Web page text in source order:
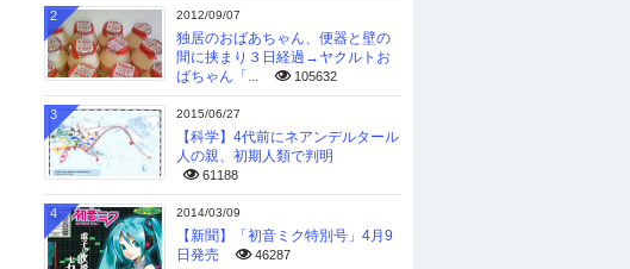
2012/09/07
独居のおばあちゃん、便器と壁の
間に挟まり３日経過→ヤクルトお
ばちゃん「...
105632
2
2015/06/27
【科学】4代前にネアンデルタール
人の親、初期人類で判明
61188
3
2014/03/09
【新聞】「初音ミク特別号」4月9
日発売
46287
4